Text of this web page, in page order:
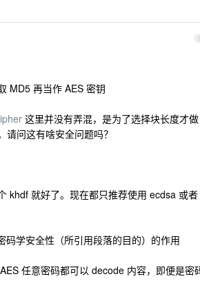
5
MD5 再当作 AES 密钥
这里并没有弄混，是为了选择块长度才做
问这有啥安全问题吗？
khdf 就好了。现在都只推荐使用 ecdsa 或者
学安全性（所引用段落的目的）的作用
任意密码都可以 decode 内容，即便是密